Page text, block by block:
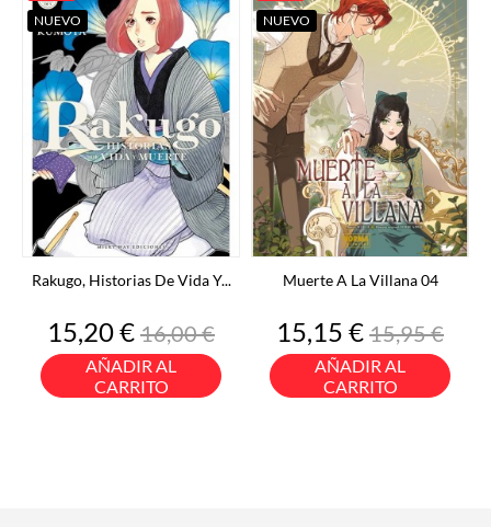
Rakugo, Historias De Vida Y...
Precio
15,20 €Precio
base
16,00 €
AÑADIR AL
CARRITO
NUEVO
Muerte A La Villana 04
Precio
15,15 €Precio
base
15,95 €
AÑADIR AL
CARRITO
NUEVO